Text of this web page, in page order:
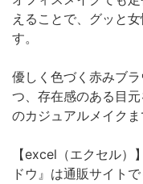
えることで、グッと
す。
優しく色づく赤みブ
つ、存在感のある目
のカジュアルメイク
【excel（エクセル）
ドウ』は通販サイト